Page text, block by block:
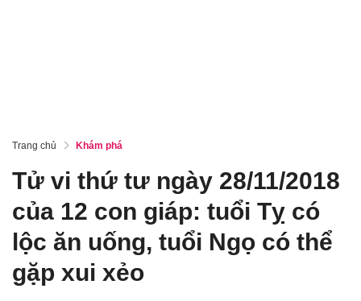
Trang chủ Khám phá
Tử vi thứ tư ngày 28/11/2018
của 12 con giáp: tuổi Tỵ có
lộc ăn uống, tuổi Ngọ có thể
gặp xui xẻo